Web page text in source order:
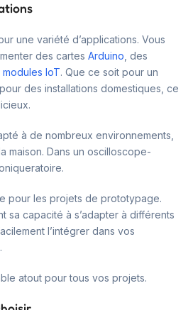
une variété d’applications. Vous
des cartes Arduino , des
modules IoT. Que ce soit pour un
des installations domestiques, ce
à de nombreux environnements,
maison. Dans un oscilloscope-
pour les projets de prototypage.
sa capacité à s’adapter à différents
l’intégrer dans vos
atout pour tous vos projets.